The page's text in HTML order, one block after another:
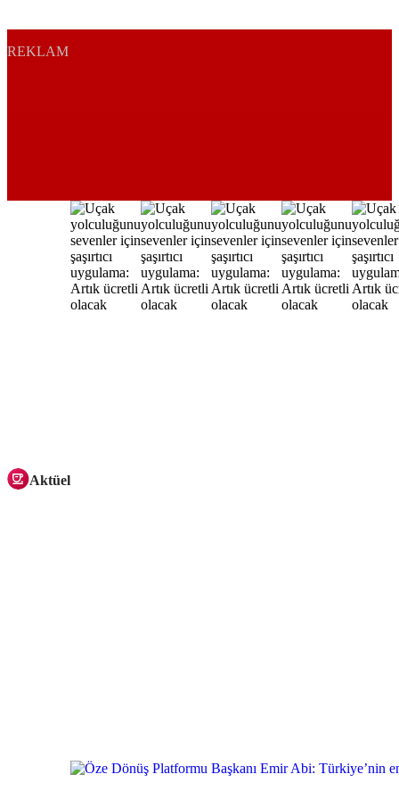
REKLAM
Aktüel